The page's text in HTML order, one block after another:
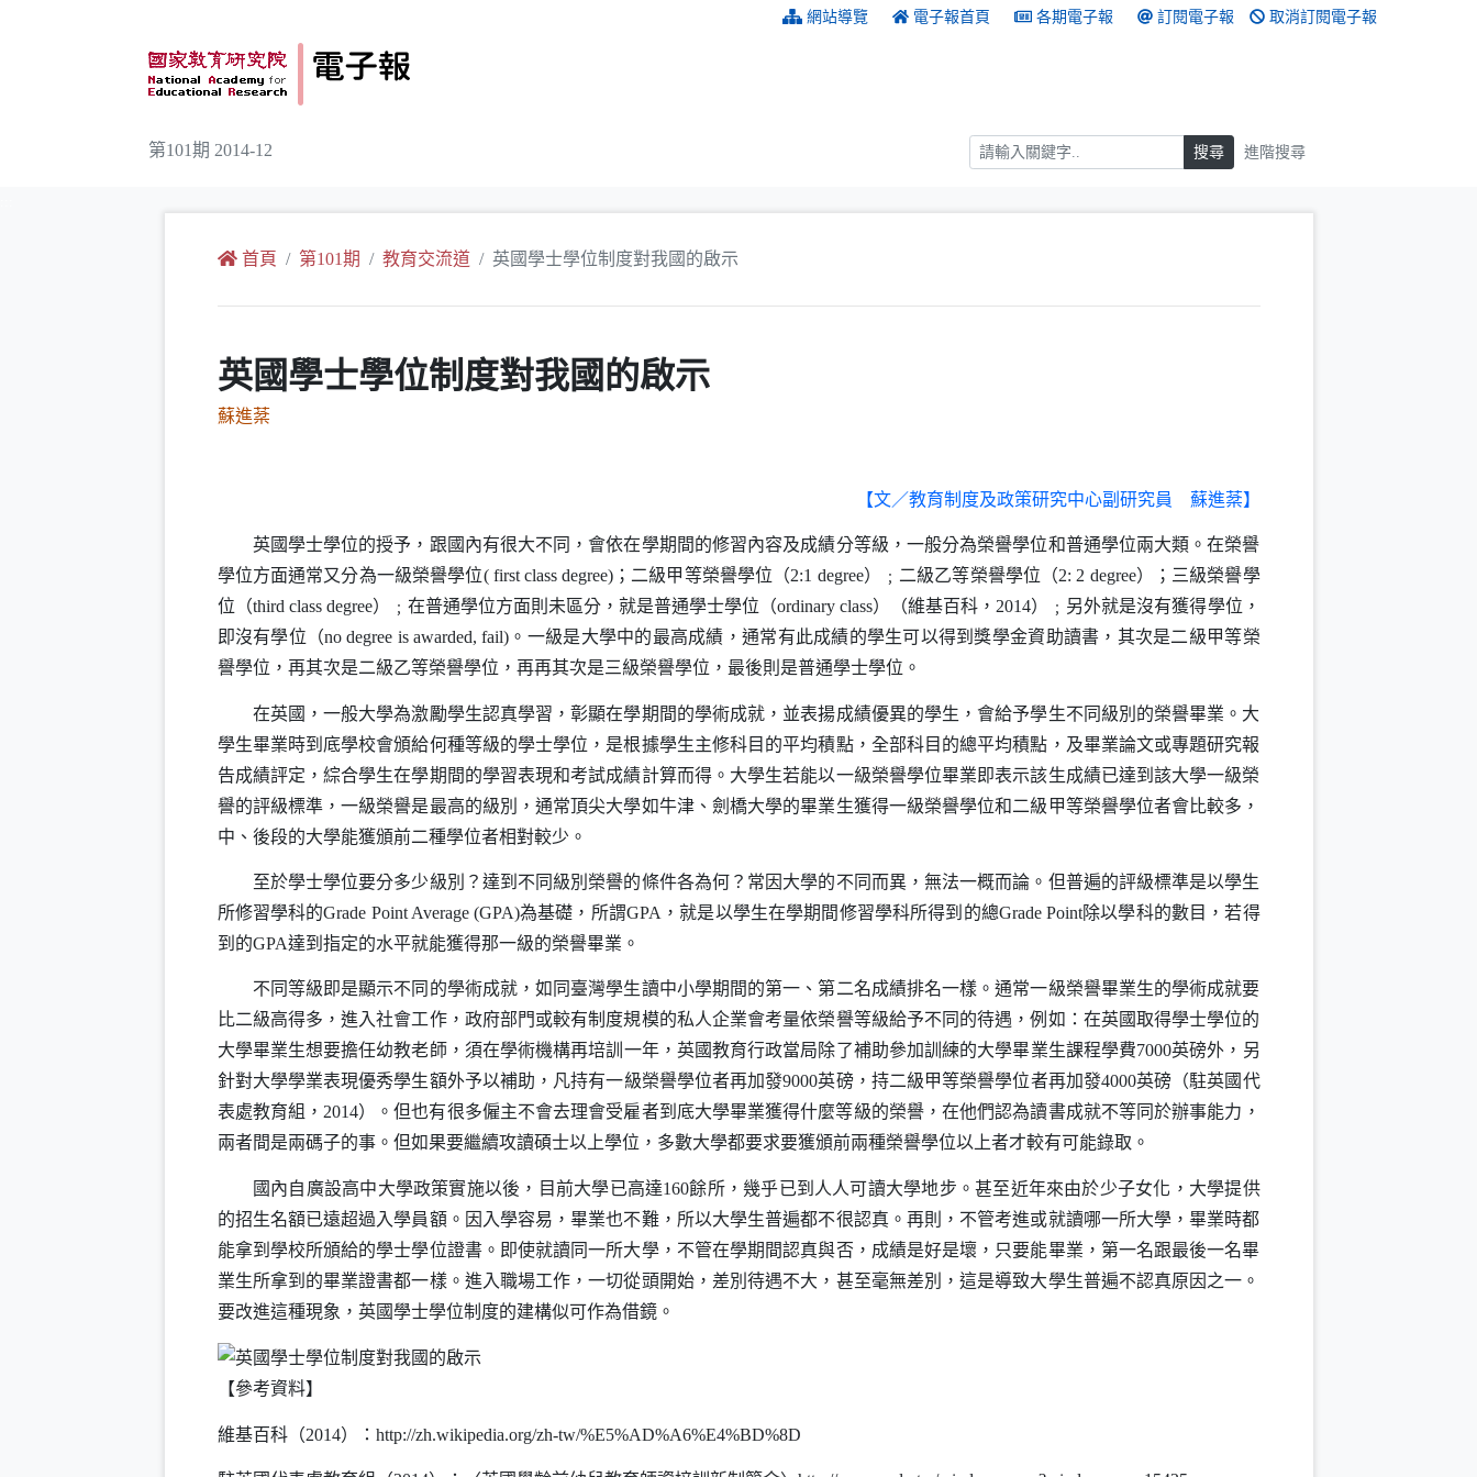
網站導覽 電子報首頁 各期電子報 訂閱電子報 取消訂閱電子報
第101期 2014-12 搜尋 搜尋 進階搜尋
首頁 第101期 教育交流道 英國學士學位制度對我國的啟示
英國學士學位制度對我國的啟示
蘇進棻
【文／教育制度及政策研究中心副研究員 蘇進棻】
英國學士學位的授予，跟國內有很大不同，會依在學期間的修習內容及成績分等級，一般分為榮譽學位和普通學位兩大類。在榮譽
學位方面通常又分為一級榮譽學位( first class degree) ；二級甲等榮譽學位（2:1 degree）﹔二級乙等榮譽學位（2: 2 degree）；三級榮譽學
位（third class degree）﹔在普通學位方面則未區分，就是普通學士學位（ordinary class）（維基百科， 2014）﹔另外就是沒有獲得學位，
即沒有學位（no degree is awarded, fail) 。一級是大學中的最高成績，通常有此成績的學生可以得到獎學金資助讀書，其次是二級甲等榮
譽學位，再其次是二級乙等榮譽學位，再再其次是三級榮譽學位，最後則是普通學士學位。
在英國，一般大學為激勵學生認真學習，彰顯在學期間的學術成就，並表揚成績優異的學生，會給予學生不同級別的榮譽畢業。大
學生畢業時到底學校會頒給何種等級的學士學位，是根據學生主修科目的平均積點，全部科目的總平均積點，及畢業論文或專題研究報
告成績評定，綜合學生在學期間的學習表現和考試成績計算而得。大學生若能以一級榮譽學位畢業即表示該生成績已達到該大學一級榮
譽的評級標準，一級榮譽是最高的級別，通常頂尖大學如牛津、劍橋大學的畢業生獲得一級榮譽學位和二級甲等榮譽學位者會比較多，
中、後段的大學能獲頒前二種學位者相對較少。
至於學士學位要分多少級別？達到不同級別榮譽的條件各為何？常因大學的不同而異，無法一概而論。但普遍的評級標準是以學生
所修習學科的Grade Point Average (GPA)為基礎，所謂GPA ，就是以學生在學期間修習學科所得到的總Grade Point除以學科的數目，若得
到的GPA達到指定的水平就能獲得那一級的榮譽畢業。
不同等級即是顯示不同的學術成就，如同臺灣學生讀中小學期間的第一、第二名成績排名一樣。通常一級榮譽畢業生的學術成就要
比二級高得多，進入社會工作，政府部門或較有制度規模的私人企業會考量依榮譽等級給予不同的待遇，例如：在英國取得學士學位的
大學畢業生想要擔任幼教老師，須在學術機構再培訓一年，英國教育行政當局除了補助參加訓練的大學畢業生課程學費7000英磅外，另
針對大學學業表現優秀學生額外予以補助，凡持有一級榮譽學位者再加發9000英磅，持二級甲等榮譽學位者再加發4000英磅（駐英國代
表處教育組， 2014）。但也有很多僱主不會去理會受雇者到底大學畢業獲得什麼等級的榮譽，在他們認為讀書成就不等同於辦事能力，
兩者間是兩碼子的事。但如果要繼續攻讀碩士以上學位，多數大學都要求要獲頒前兩種榮譽學位以上者才較有可能錄取。
國內自廣設高中大學政策實施以後，目前大學已高達160餘所，幾乎已到人人可讀大學地步。甚至近年來由於少子女化，大學提供
的招生名額已遠超過入學員額。因入學容易，畢業也不難，所以大學生普遍都不很認真。再則，不管考進或就讀哪一所大學，畢業時都
能拿到學校所頒給的學士學位證書。即使就讀同一所大學，不管在學期間認真與否，成績是好是壞，只要能畢業，第一名跟最後一名畢
業生所拿到的畢業證書都一樣。進入職場工作，一切從頭開始，差別待遇不大，甚至毫無差別，這是導致大學生普遍不認真原因之一。
要改進這種現象，英國學士學位制度的建構似可作為借鏡。
【參考資料】
維基百科（2014）： http://zh.wikipedia.org/zh-tw/%E5%AD%A6%E4%BD%8D